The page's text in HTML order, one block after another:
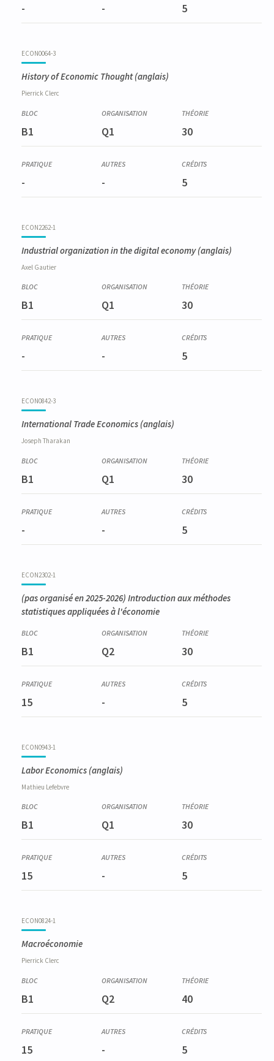
- - 5
ECON0064-3
History of Economic Thought(anglais)
Pierrick Clerc
B1 Q1 30
- - 5
ECON2262-1
Industrial organization in the digital economy(anglais)
Axel Gautier
B1 Q1 30
- - 5
ECON0842-3
International Trade Economics (anglais)
Joseph Tharakan
B1 Q1 30
- - 5
ECON2302-1
(pas organisé en 2025-2026) Introduction aux méthodes
statistiques appliquées à l'économie
B1 Q2 30
15 - 5
ECON0943-1
Labor Economics (anglais)
Mathieu Lefebvre
B1 Q1 30
15 - 5
ECON0824-1
Macroéconomie
Pierrick Clerc
B1 Q2 40
15 - 5